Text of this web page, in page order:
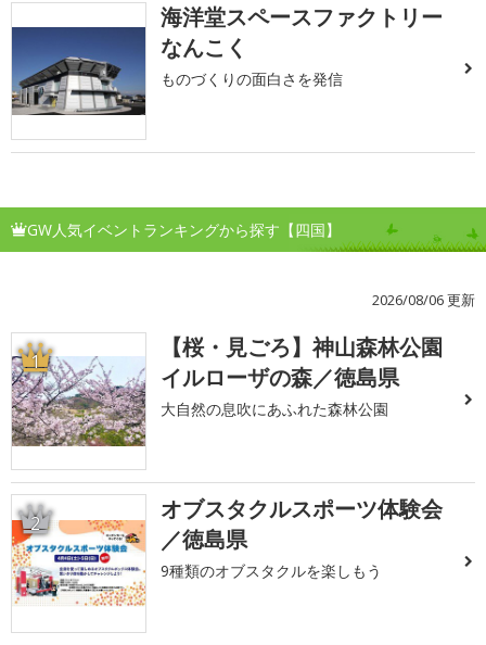
海洋堂スペースファクトリー
なんこく
ものづくりの面白さを発信
GW人気イベントランキングから探す【四国】
2026/08/06 更新
1
【桜・見ごろ】神山森林公園
イルローザの森／徳島県
大自然の息吹にあふれた森林公園
2
オブスタクルスポーツ体験会
／徳島県
9種類のオブスタクルを楽しもう